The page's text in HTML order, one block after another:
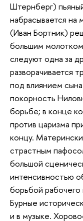
Штернберг)
набрасывается на
(Иван Бортник)
большим
следуют одна за
разворачивается
под влиянием
покорность
борьбе; в конце
против царизма
концу.
страстным
большой
интенсивностью
борьбой рабочего
Бурные
и в музыке.